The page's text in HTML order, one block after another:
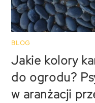
BLOG
Jakie kolory
do ogrodu?
w aranżacji